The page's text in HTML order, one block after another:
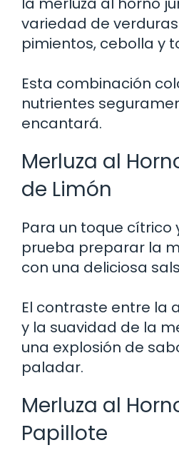
variedad de
pimientos, cebolla y
Esta combinación
nutrientes
encantará.
Merluza al
de Limón
Para un toque cítrico
prueba preparar la
con una deliciosa
El contraste entre la
y la suavidad de la
una explosión de
paladar.
Merluza al
Papillote